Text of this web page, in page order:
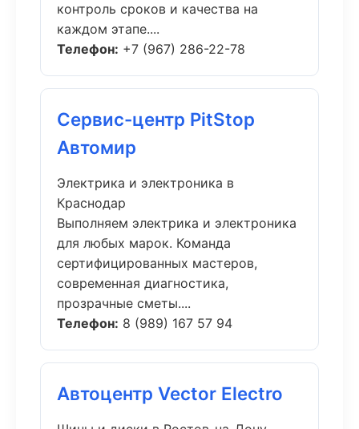
контроль сроков и качества на
каждом этапе....
Телефон: +7 (967) 286-22-78
Сервис-центр PitStop
Автомир
Электрика и электроника в
Краснодар
Выполняем электрика и электроника
для любых марок. Команда
сертифицированных мастеров,
современная диагностика,
прозрачные сметы....
Телефон: 8 (989) 167 57 94
Автоцентр Vector Electro